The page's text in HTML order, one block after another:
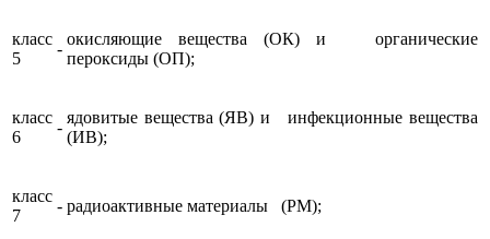
класс
5
-
окисляющие вещества (ОК) и органические
пероксиды (ОП);
класс
6
-
ядовитые вещества (ЯВ) и инфекционные вещества
(ИВ);
класс
7
- радиоактивные материалы (РМ);